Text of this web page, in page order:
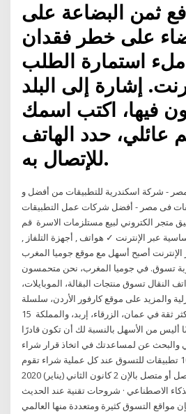
ثمن البضاعة على
على خطر فقدان
ملء استمارة الطلب
إشارة إلى البلد
فيها، اكتب اسمك
عائلي، حدد الهاتف
للإتصال به.
- شركة اسكندرية للتطبيقات من أفضل و
فى مصر - أفضل شركات عمل التطبيقات
متجر الكتروني لبيع مستلزمات الاسرة قم
عبر الإنترنت ✓ هواتف , أجهزة التلفاز ,
الإنترنت أصبح أسهل مع موقع جوميا المغرب
تسوق. في جوميا المغرب، نحن متحمسون
النقال تسوق منتجات البقالة، الموبايلات،
والمزيد على موقع كارفور الأردن، سلسلة
بيع منتجات التجزئة الأكثر ثقة في عمان، الزرقاء، إربد، والمملكة 15
(يونيو) 2019 أيضًا أليس من الأسهل بالنسبة لك أن تكون قادرًا
والبحث عن لمساعدتك في اتخاذ قرار شراء
صائب قمنا بإدراج أفضل 10 تطبيقات للتسوق عند كل عملية شراء تقوم
بها في متجر غير متصل أو متصل بالإن 2 كانون الثاني (يناير) 2020
الاصطناعي · شروحات تقنية عند الحديث
مواقع التسوق كثيرة ومتعددة منها العالمي